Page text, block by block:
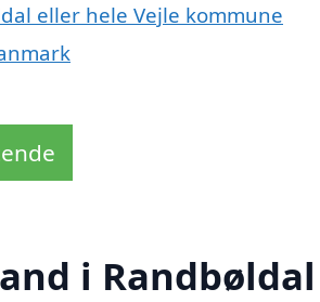
eller hele Vejle kommune
i Randbøldal